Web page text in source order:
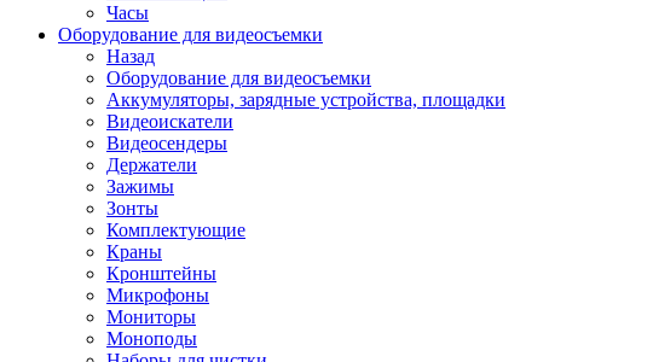
Часы
Оборудование для видеосъемки
Назад
Оборудование для видеосъемки
Аккумуляторы, зарядные устройства, площадки
Видеоискатели
Видеосендеры
Держатели
Зажимы
Зонты
Комплектующие
Краны
Кронштейны
Микрофоны
Мониторы
Моноподы